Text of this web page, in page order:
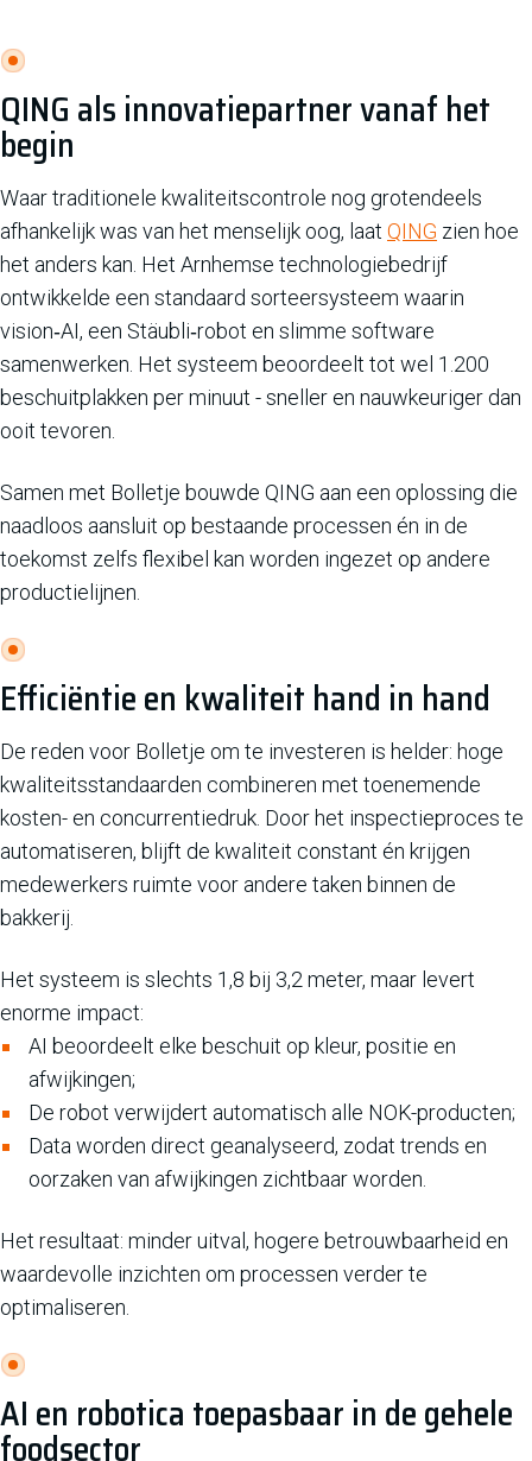
QING als innovatiepartner vanaf het
begin
Waar traditionele kwaliteitscontrole nog grotendeels
afhankelijk was van het menselijk oog, laat QING zien hoe
het anders kan. Het Arnhemse technologiebedrijf
ontwikkelde een standaard sorteersysteem waarin
vision‑AI, een Stäubli‑robot en slimme software
samenwerken. Het systeem beoordeelt tot wel 1.200
beschuitplakken per minuut - sneller en nauwkeuriger dan
ooit tevoren.
Samen met Bolletje bouwde QING aan een oplossing die
naadloos aansluit op bestaande processen én in de
toekomst zelfs flexibel kan worden ingezet op andere
productielijnen.
Efficiëntie en kwaliteit hand in hand
De reden voor Bolletje om te investeren is helder: hoge
kwaliteitsstandaarden combineren met toenemende
kosten- en concurrentiedruk. Door het inspectieproces te
automatiseren, blijft de kwaliteit constant én krijgen
medewerkers ruimte voor andere taken binnen de
bakkerij.
Het systeem is slechts 1,8 bij 3,2 meter, maar levert
enorme impact:
AI beoordeelt elke beschuit op kleur, positie en
afwijkingen;
De robot verwijdert automatisch alle NOK-producten;
Data worden direct geanalyseerd, zodat trends en
oorzaken van afwijkingen zichtbaar worden.
Het resultaat: minder uitval, hogere betrouwbaarheid en
waardevolle inzichten om processen verder te
optimaliseren.
AI en robotica toepasbaar in de gehele
foodsector